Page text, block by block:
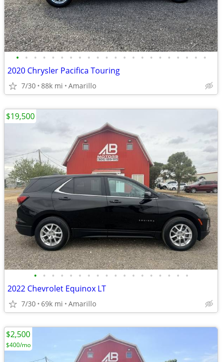
• • • • • • • • • • • • • • • • • • • • • •
2020 Chrysler Pacifica Touring
7/30 88k mi Amarillo
• • • • • • • • • • • • • • • • • •
2022 Chevrolet Equinox LT
7/30 69k mi Amarillo
$19,500
$2,500
$400/mo